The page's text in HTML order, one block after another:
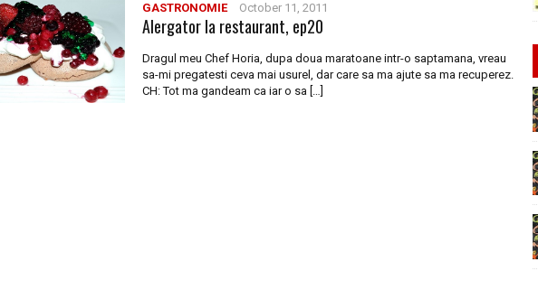
GASTRONOMIE October 11, 2011
Alergator la restaurant, ep20
Dragul meu Chef Horia, dupa doua maratoane intr-o saptamana, vreau
sa-mi pregatesti ceva mai usurel, dar care sa ma ajute sa ma recuperez.
CH: Tot ma gandeam ca iar o sa […]